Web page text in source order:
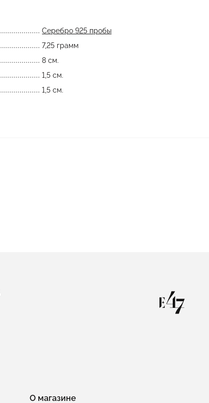
Серебро 925 пробы
7,25 грамм
8 см.
1,5 см.
1,5 см.
О магазине